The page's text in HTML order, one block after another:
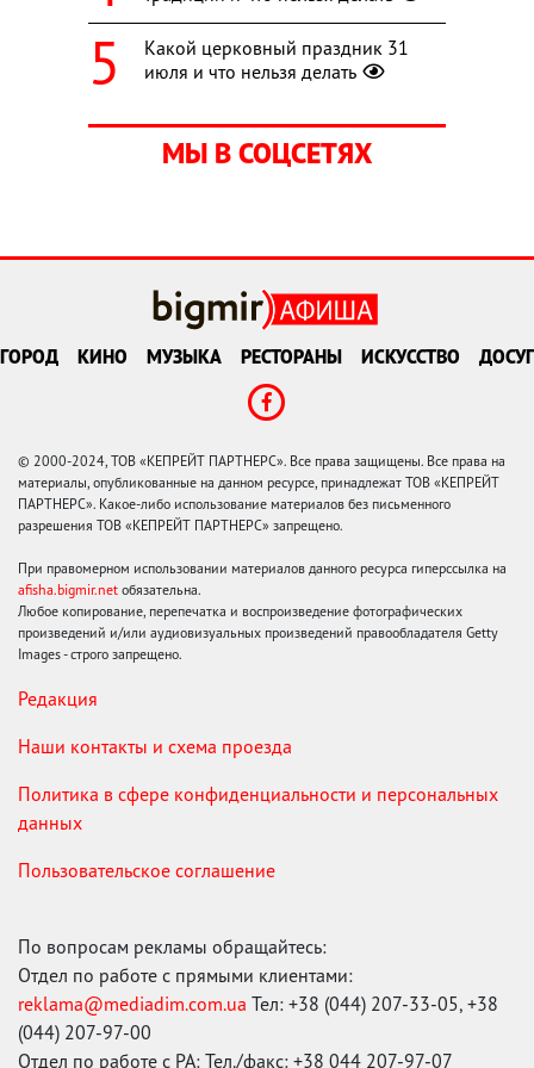
Какой церковный праздник 31
июля и что нельзя делать
МЫ В СОЦСЕТЯХ
ГОРОД КИНО МУЗЫКА РЕСТОРАНЫ ИСКУССТВО ДОСУГ
© 2000-2024, ТОВ «КЕПРЕЙТ ПАРТНЕРС». Все права защищены. Все права на
материалы, опубликованные на данном ресурсе, принадлежат ТОВ «КЕПРЕЙТ
ПАРТНЕРС». Какое-либо использование материалов без письменного
разрешения ТОВ «КЕПРЕЙТ ПАРТНЕРС» запрещено.
При правомерном использовании материалов данного ресурса гиперссылка на
afisha.bigmir.net обязательна.
Любое копирование, перепечатка и воспроизведение фотографических
произведений и/или аудиовизуальных произведений правообладателя Getty
Images - строго запрещено.
Редакция
Наши контакты и схема проезда
Политика в сфере конфиденциальности и персональных
данных
Пользовательское соглашение
По вопросам рекламы обращайтесь:
Отдел по работе с прямыми клиентами:
reklama@mediadim.com.ua Тел: +38 (044) 207-33-05, +38
(044) 207-97-00
Отдел по работе с РА: Тел./факс: +38 044 207-97-07